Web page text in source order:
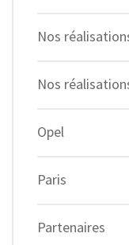
Nos
Nos
Opel
Paris
Partenaires